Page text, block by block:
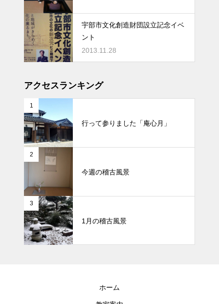
宇部市文化創造財団設立記念イベ
ント
2013.11.28
アクセスランキング
1
行って参りました「庵心月」
2
今週の稽古風景
3
1月の稽古風景
ホーム